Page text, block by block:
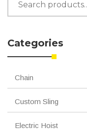
for:
Categories
Chain
Custom Sling
Electric Hoist